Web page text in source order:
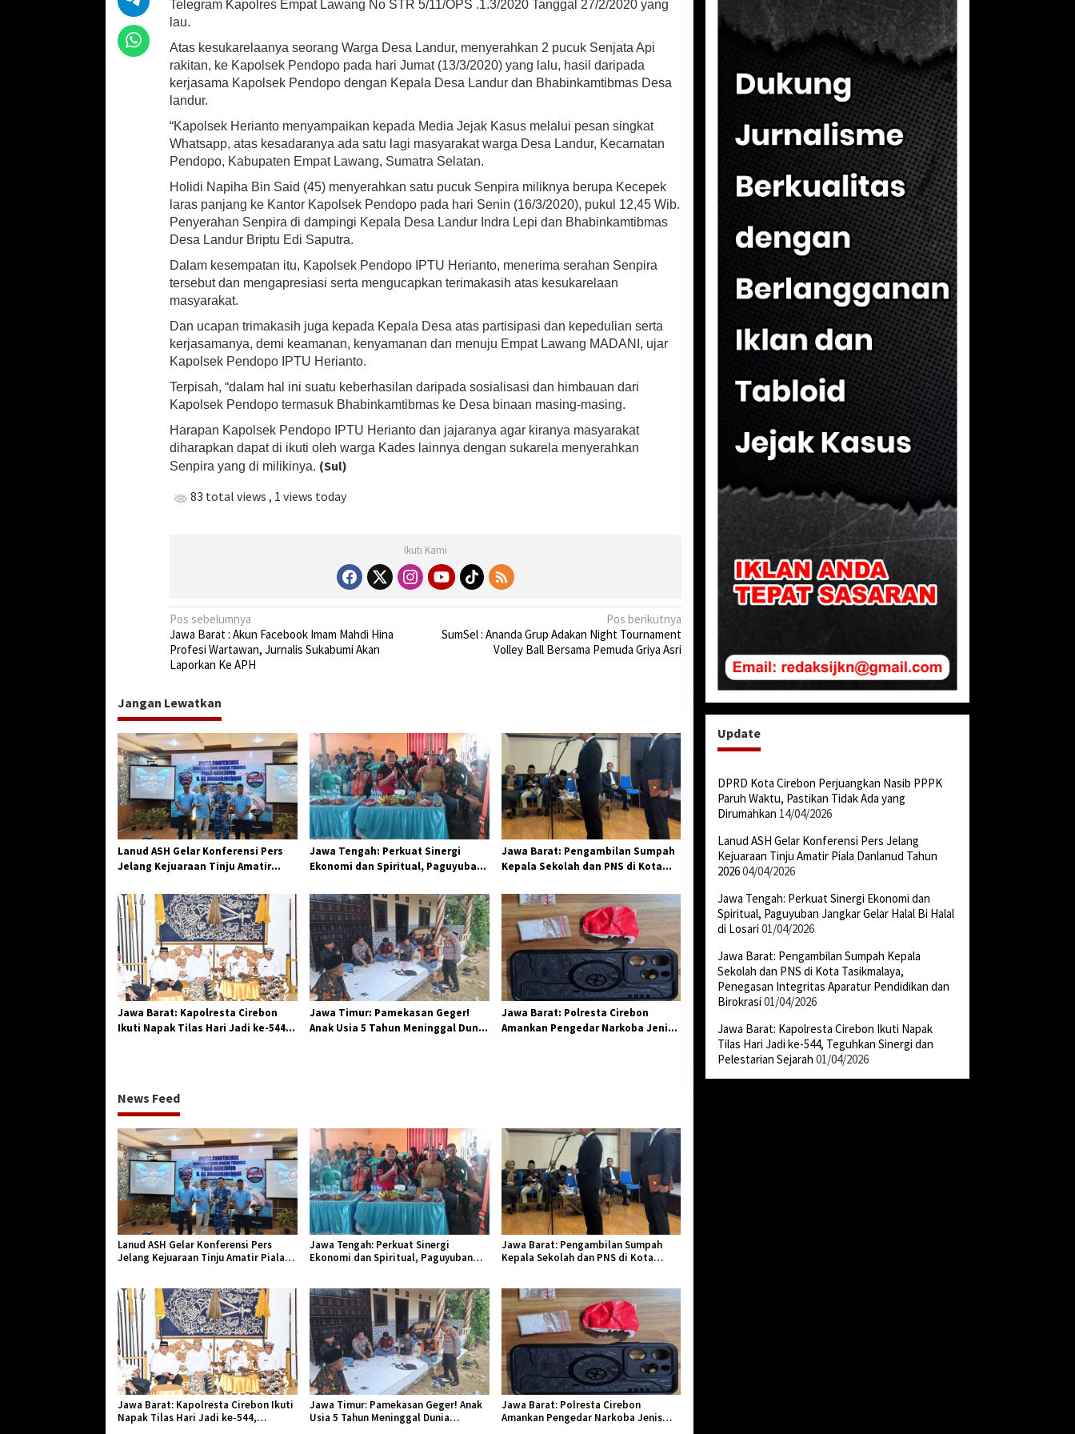
k
a
n
S
e
n
i
r
a
e
K
a
t
o
r
a
p
o
s
e
k
e
n
o
sA
p
o
k
l
e
Telegram Kapolres Empat Lawang No STR 5/11/OPS .1.3/2020 Tanggal 27/2/2020 yang
lau.
Atas kesukarelaanya seorang Warga Desa Landur, menyerahkan 2 pucuk Senjata Api
rakitan, ke Kapolsek Pendopo pada hari Jumat (13/3/2020) yang lalu, hasil daripada
kerjasama Kapolsek Pendopo dengan Kepala Desa Landur dan Bhabinkamtibmas Desa
landur.
“Kapolsek Herianto menyampaikan kepada Media Jejak Kasus melalui pesan singkat
Whatsapp, atas kesadaranya ada satu lagi masyarakat warga Desa Landur, Kecamatan
Pendopo, Kabupaten Empat Lawang, Sumatra Selatan.
Holidi Napiha Bin Said (45) menyerahkan satu pucuk Senpira miliknya berupa Kecepek
laras panjang ke Kantor Kapolsek Pendopo pada hari Senin (16/3/2020), pukul 12,45 Wib.
Penyerahan Senpira di dampingi Kepala Desa Landur Indra Lepi dan Bhabinkamtibmas
Desa Landur Briptu Edi Saputra.
Dalam kesempatan itu, Kapolsek Pendopo IPTU Herianto, menerima serahan Senpira
tersebut dan mengapresiasi serta mengucapkan terimakasih atas kesukarelaan
masyarakat.
Dan ucapan trimakasih juga kepada Kepala Desa atas partisipasi dan kepedulian serta
kerjasamanya, demi keamanan, kenyamanan dan menuju Empat Lawang MADANI, ujar
Kapolsek Pendopo IPTU Herianto.
Terpisah, “dalam hal ini suatu keberhasilan daripada sosialisasi dan himbauan dari
Kapolsek Pendopo termasuk Bhabinkamtibmas ke Desa binaan masing-masing.
Harapan Kapolsek Pendopo IPTU Herianto dan jajaranya agar kiranya masyarakat
diharapkan dapat di ikuti oleh warga Kades lainnya dengan sukarela menyerahkan
Senpira yang di milikinya. (Sul)
83 total views , 1 views today
Ikuti Kami
N
a
v
g
a
s
i
p
o
s
Pos sebelumnya
Jawa Barat : Akun Facebook Imam Mahdi Hina
Profesi Wartawan, Jurnalis Sukabumi Akan
Laporkan Ke APH
Pos berikutnya
SumSel : Ananda Grup Adakan Night Tournament
Volley Ball Bersama Pemuda Griya Asri
Jangan Lewatkan
Lanud ASH Gelar Konferensi Pers
Jelang Kejuaraan Tinju Amatir
Jawa Tengah: Perkuat Sinergi
Ekonomi dan Spiritual, Paguyuban
Losari
Jawa Barat: Pengambilan Sumpah
Kepala Sekolah dan PNS di Kota
Integritas Aparatur Pendidikan dan
Birokrasi
Jawa Barat: Kapolresta Cirebon
Ikuti Napak Tilas Hari Jadi ke-544,
Jawa Timur: Pamekasan Geger!
Anak Usia 5 Tahun Meninggal Dunia
Jawa Barat: Polresta Cirebon
Amankan Pengedar Narkoba Jenis
News Feed
Lanud ASH Gelar Konferensi Pers
Jelang Kejuaraan Tinju Amatir Piala
Jawa Tengah: Perkuat Sinergi
Ekonomi dan Spiritual, Paguyuban
Jawa Barat: Pengambilan Sumpah
Kepala Sekolah dan PNS di Kota
Jawa Barat: Kapolresta Cirebon Ikuti
Napak Tilas Hari Jadi ke-544,
Jawa Timur: Pamekasan Geger! Anak
Usia 5 Tahun Meninggal Dunia
Jawa Barat: Polresta Cirebon
Amankan Pengedar Narkoba Jenis
Update
DPRD Kota Cirebon Perjuangkan Nasib PPPK
Paruh Waktu, Pastikan Tidak Ada yang
Dirumahkan 14/04/2026
Lanud ASH Gelar Konferensi Pers Jelang
Kejuaraan Tinju Amatir Piala Danlanud Tahun
202604/04/2026
Jawa Tengah: Perkuat Sinergi Ekonomi dan
Spiritual, Paguyuban Jangkar Gelar Halal Bi Halal
di Losari 01/04/2026
Jawa Barat: Pengambilan Sumpah Kepala
Sekolah dan PNS di Kota Tasikmalaya,
Penegasan Integritas Aparatur Pendidikan dan
Birokrasi 01/04/2026
Jawa Barat: Kapolresta Cirebon Ikuti Napak
Tilas Hari Jadi ke-544, Teguhkan Sinergi dan
Pelestarian Sejarah 01/04/2026